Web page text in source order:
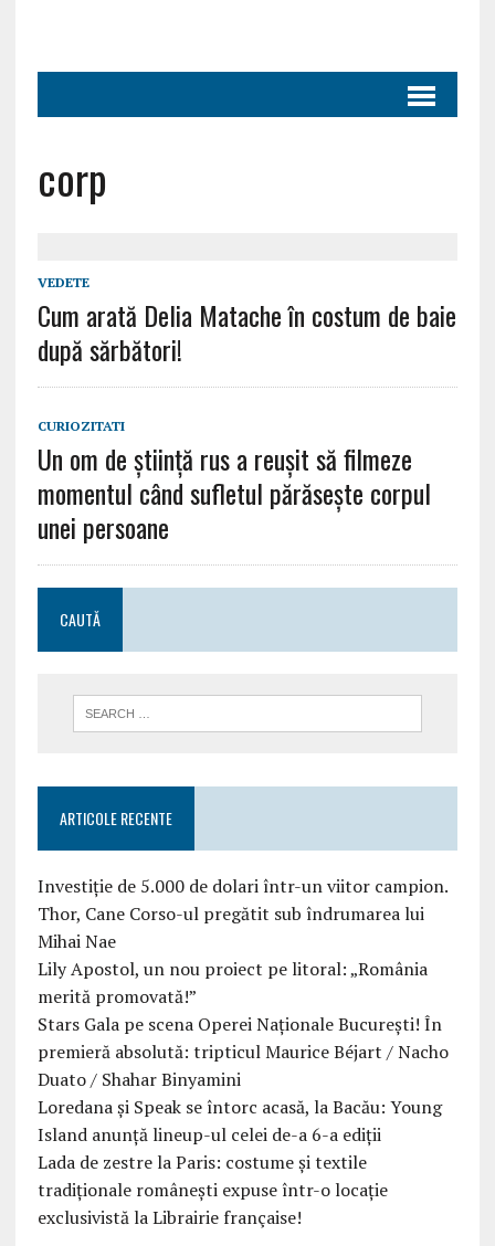
corp
VEDETE
Cum arată Delia Matache în costum de baie
după sărbători!
CURIOZITATI
Un om de știință rus a reușit să filmeze
momentul când sufletul părăsește corpul
unei persoane
CAUTĂ
ARTICOLE RECENTE
Investiție de 5.000 de dolari într-un viitor campion.
Thor, Cane Corso-ul pregătit sub îndrumarea lui
Mihai Nae
Lily Apostol, un nou proiect pe litoral: „România
merită promovată!”
Stars Gala pe scena Operei Naționale București! În
premieră absolută: tripticul Maurice Béjart / Nacho
Duato / Shahar Binyamini
Loredana și Speak se întorc acasă, la Bacău: Young
Island anunță lineup-ul celei de-a 6-a ediții
Lada de zestre la Paris: costume și textile
tradiționale românești expuse într-o locație
exclusivistă la Librairie française!